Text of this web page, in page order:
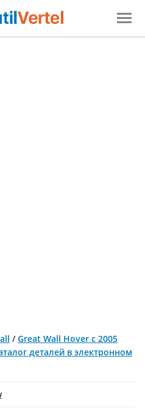
/Great Wall Hover с 2005
деталей в электронном